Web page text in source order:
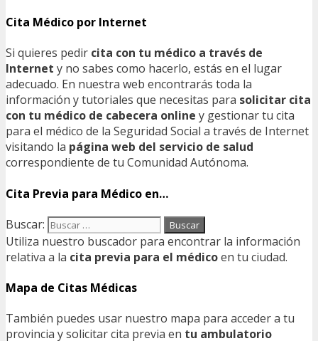
Cita Médico por Internet
Si quieres pedir cita con tu médico a través de
Internet y no sabes como hacerlo, estás en el lugar
adecuado. En nuestra web encontrarás toda la
información y tutoriales que necesitas para solicitar cita
con tu médico de cabecera online y gestionar tu cita
para el médico de la Seguridad Social a través de Internet
visitando la página web del servicio de salud
correspondiente de tu Comunidad Autónoma.
Cita Previa para Médico en…
Buscar:
Utiliza nuestro buscador para encontrar la información
relativa a la cita previa para el médicoen tu ciudad.
Mapa de Citas Médicas
También puedes usar nuestro mapa para acceder a tu
provincia y solicitar cita previa en tu ambulatorio